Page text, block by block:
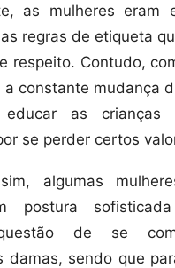
as mulheres eram
regras de etiqueta
respeito. Contudo,
a constante mudança
as crianças
se perder certos
algumas
postura
de se
damas, sendo que